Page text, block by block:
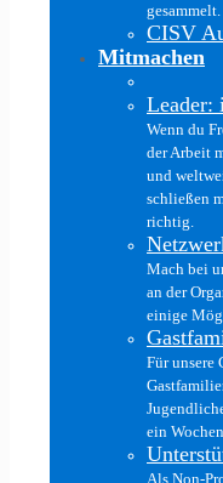
gesammelt.
CISV
Mitmachen
Leader:
Wenn du
der Arbeit
und
schließen
richtig.
Mach bei
an der
einige
Für unsere
ein
Als Non-